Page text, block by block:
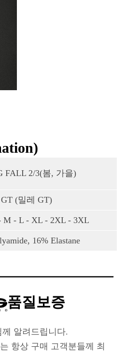
FALL 2/3(봄, 가을)
(밀레 GT)
M - L - XL - 2XL - 3XL
16% Elastane